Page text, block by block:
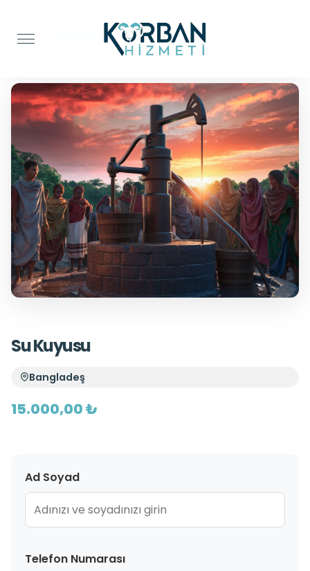
Su Kuyusu
Su Kuyusu
Bangladeş
15.000,00 ₺
Ad Soyad
Telefon Numarası